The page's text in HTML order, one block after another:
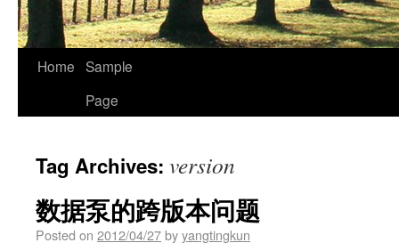
Home Sample
Page
Tag Archives: version
数据泵的跨版本问题
Posted on 2012/04/27byyangtingkun